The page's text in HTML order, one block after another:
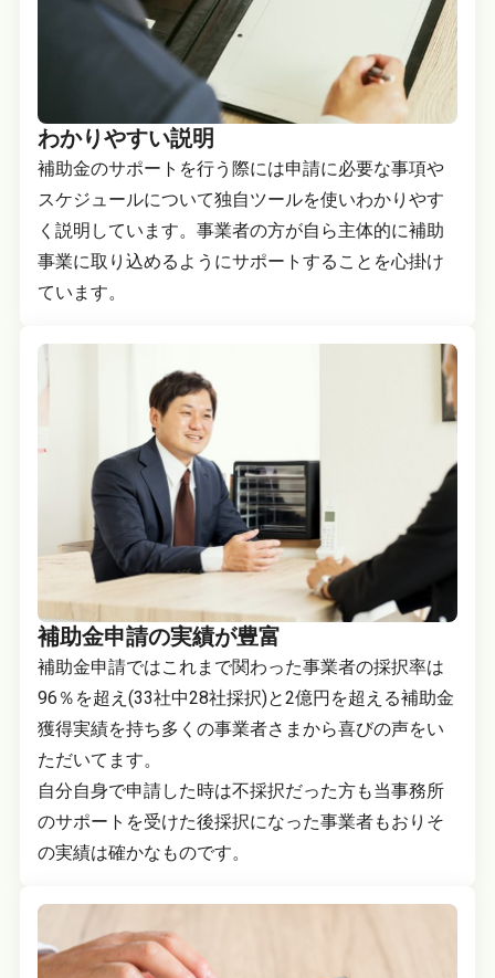
わかりやすい説明
補助金のサポートを行う際には申請に必要な事項や
スケジュールについて独自ツールを使いわかりやす
く説明しています。事業者の方が自ら主体的に補助
事業に取り込めるようにサポートすることを心掛け
ています。
補助金申請の実績が豊富
補助金申請ではこれまで関わった事業者の採択率は
96％を超え(33社中28社採択)と2億円を超える補助金
獲得実績を持ち多くの事業者さまから喜びの声をい
ただいてます。
自分自身で申請した時は不採択だった方も当事務所
のサポートを受けた後採択になった事業者もおりそ
の実績は確かなものです。